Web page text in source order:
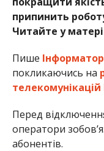
припинить
Читайте у
Пише
покликаючись на
телекомунікацій
Перед
оператори
абонентів.